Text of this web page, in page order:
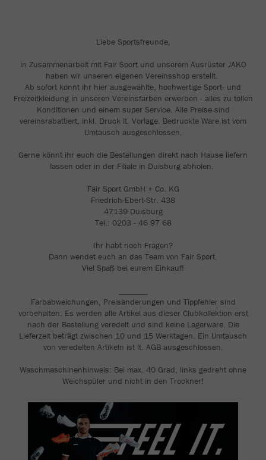
Liebe Sportsfreunde,
in Zusammenarbeit mit Fair Sport und unserem Ausrüster JAKO
haben wir unseren eigenen Vereinsshop erstellt.
Ab sofort könnt ihr hier ausgewählte, hochwertige Sport- und
Freizeitkleidung in unseren Vereinsfarben erwerben - alles zu tollen
Konditionen und einem super Service. Alle Preise sind
vereinsrabattiert, inkl. Druck lt. Vorlage. Bedruckte Ware ist vom
Umtausch ausgeschlossen.
Gerne könnt ihr euch die Bestellungen direkt nach Hause liefern
lassen oder in der Filiale in Duisburg abholen.
Fair Sport GmbH + Co. KG
Friedrich-Ebert-Str. 438
47139 Duisburg
Tel.: 0203 - 46 97 68
Ihr habt noch Fragen?
Dann wendet euch an das Team von Fair Sport.
Viel Spaß bei eurem Einkauf!
Farbabweichungen, Preisänderungen und Tippfehler sind
vorbehalten. Es werden alle Artikel aus dieser Clubkollektion erst
nach der Bestellung veredelt und sind keine Lagerware. Die
Lieferzeit beträgt zwischen 10 und 15 Werktagen. Ein Umtausch
von veredelten Artikeln ist lt. AGB ausgeschlossen.
Waschmaschinenhinweis: Bei max. 40 Grad, links gedreht ohne
Weichspüler und nicht in den Trockner!